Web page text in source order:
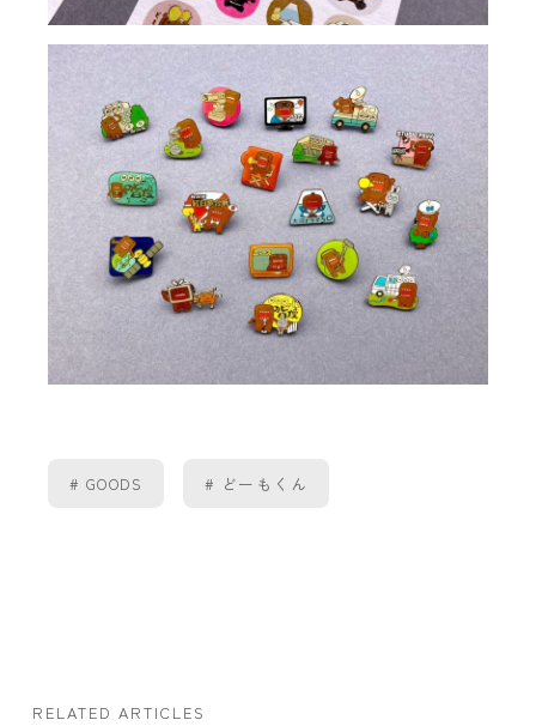
GOODS どーもくん
RELATED ARTICLES